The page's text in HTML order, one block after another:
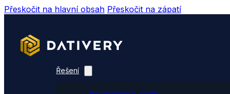
Přeskočit na hlavní obsah Přeskočit na zápatí
Řešení